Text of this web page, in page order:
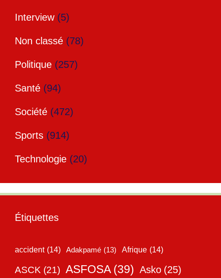
Interview(5)
Non classé (78)
Politique (257)
Santé (94)
Société (472)
Sports (914)
Technologie (20)
Étiquettes
accident (14) Adakpamé (13) Afrique (14)
ASCK (21) ASFOSA (39) Asko (25)